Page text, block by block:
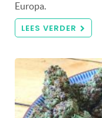
Europa.
LEES VERDER